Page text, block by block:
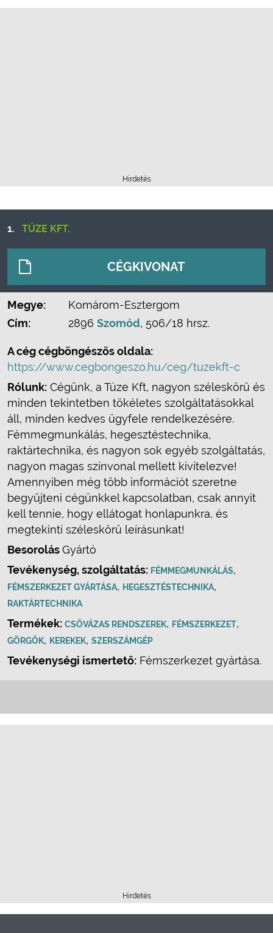
Hirdetés
1. TÚZE KFT.
CÉGKIVONAT
Megye:
Komárom-Esztergom
Cím:
2896 Szomód, 506/18 hrsz.
A cég cégböngészős oldala:
https://www.cegbongeszo.hu/ceg/tuzekft-c
Rólunk: Cégünk, a Túze Kft, nagyon széleskörű és
minden tekintetben tökéletes szolgáltatásokkal
áll, minden kedves ügyfele rendelkezésére.
Fémmegmunkálás, hegesztéstechnika,
raktártechnika, és nagyon sok egyéb szolgáltatás,
nagyon magas színvonal mellett kivitelezve!
Amennyiben még több információt szeretne
begyűjteni cégünkkel kapcsolatban, csak annyit
kell tennie, hogy ellátogat honlapunkra, és
megtekinti széleskörű leírásunkat!
BesorolásGyártó
Tevékenység, szolgáltatás: FÉMMEGMUNKÁLÁS,
FÉMSZERKEZET GYÁRTÁSA, HEGESZTÉSTECHNIKA,
RAKTÁRTECHNIKA
Termékek: CSŐVÁZAS RENDSZEREK, FÉMSZERKEZET,
GÖRGŐK, KEREKEK, SZERSZÁMGÉP
Tevékenységi ismertető: Fémszerkezet gyártása.
Hirdetés